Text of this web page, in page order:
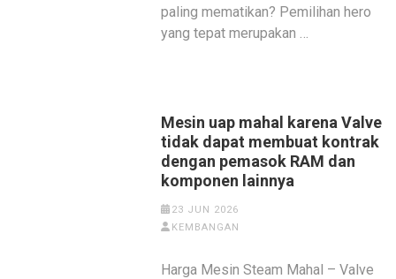
paling mematikan? Pemilihan hero
yang tepat merupakan …
Mesin uap mahal karena Valve
tidak dapat membuat kontrak
dengan pemasok RAM dan
komponen lainnya
23 JUN 2026
KEMBANGAN
Harga Mesin Steam Mahal – Valve